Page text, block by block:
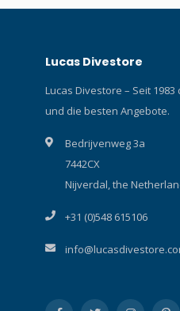
Lucas Divestore
Lucas Divestore – Seit
und die besten Angebote.
Bedrijvenweg 3a
7442CX
Nijverdal, the
+31 (0)548 615106